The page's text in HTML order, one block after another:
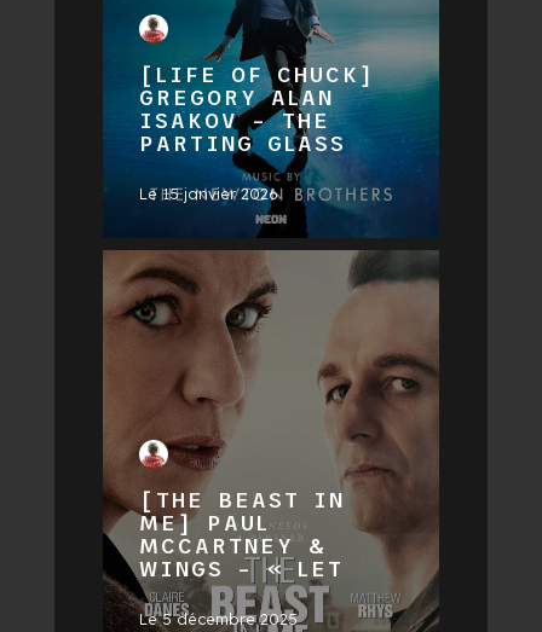
[LIFE OF CHUCK]
GREGORY ALAN
ISAKOV – THE
PARTING GLASS
Le15 janvier 2026
[THE BEAST IN
ME] PAUL
MCCARTNEY &
WINGS – « LET
Le5 décembre 2025